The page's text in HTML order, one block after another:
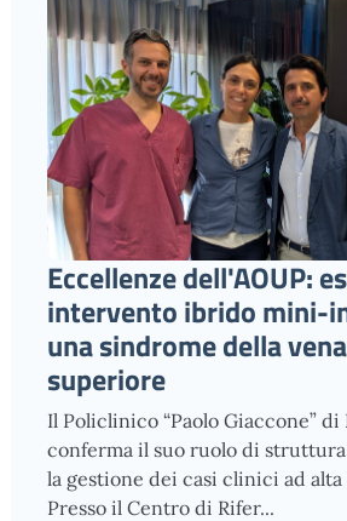
Eccellenze dell'AOUP:
intervento ibrido mini-
una sindrome della
superiore
Il Policlinico “Paolo Giaccone” di
conferma il suo ruolo di
la gestione dei casi clinici ad alta
Presso il Centro di Rifer...